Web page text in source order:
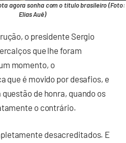
agora sonha com o título brasileiro (Foto:
Elias Auê)
o presidente Sergio
que lhe foram
momento, o
que é movido por desafios, e
de honra, quando os
o contrário.
desacreditados. E